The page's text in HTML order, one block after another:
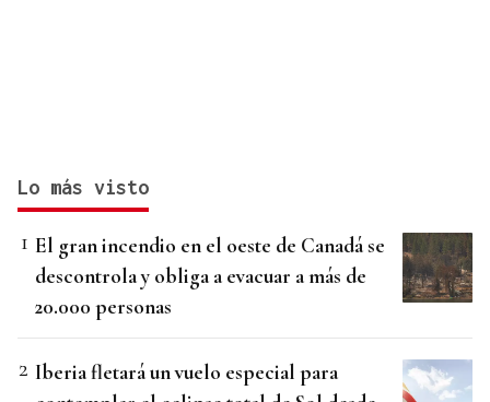
Lo más visto
El gran incendio en el oeste de Canadá se
descontrola y obliga a evacuar a más de
20.000 personas
Iberia fletará un vuelo especial para